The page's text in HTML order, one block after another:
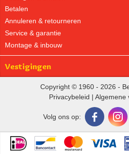
Betalen
Annuleren & retourneren
Service & garantie
Montage & inbouw
Vestigingen
Copyright © 1960 - 2026 -
Privacybeleid | Algemene
Volg ons op: